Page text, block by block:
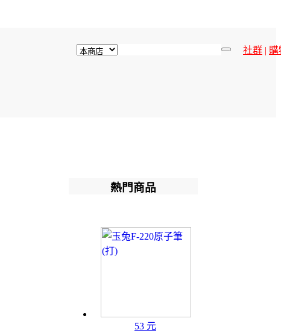
社群 | 購
熱門商品
53 元